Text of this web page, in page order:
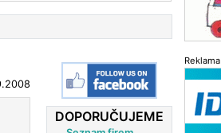
DOPORUČUJEME
Reklama